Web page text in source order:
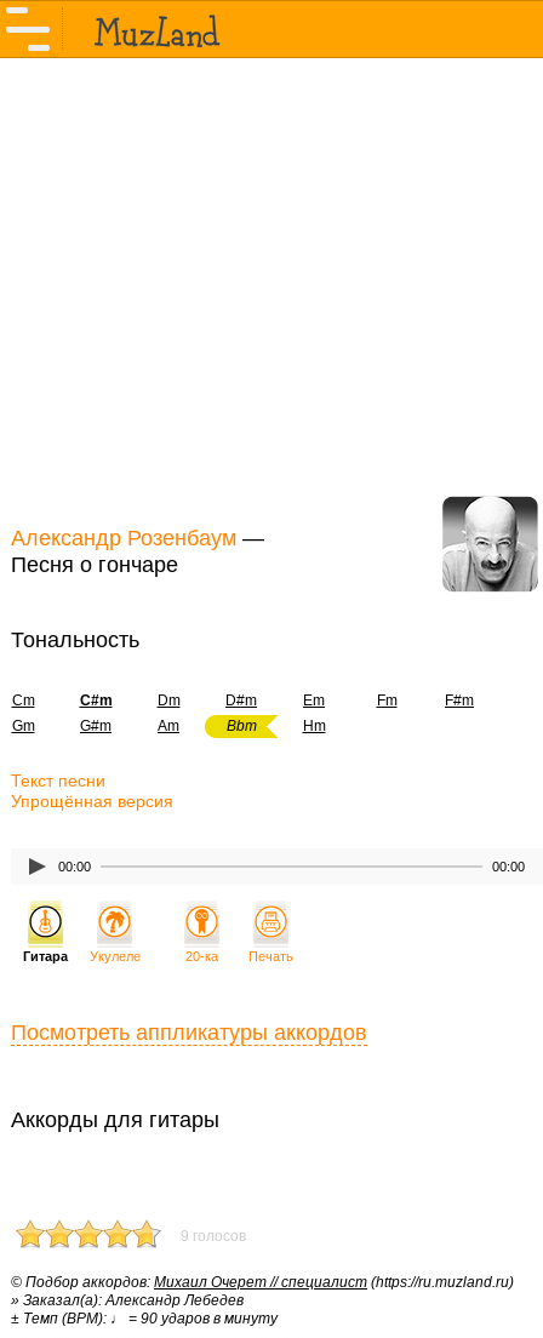
Александр Розенбаум —
Песня о гончаре
Тональность
Cm C#m Dm D#m Em Fm
F#m
Gm
G#m Am Bbm Hm
Текст песни
Упрощённая версия
00:00 00:00
Аккорды для гитары
9 голосов
© Подбор аккордов: Михаил Очерет // специалист (https://ru.muzland.ru)
» Заказал(а): Александр Лебедев
± Темп (BPM): ♩ = 90 ударов в минуту
Гитара Укулеле 20-ка Печать
Посмотреть аппликатуры аккордов